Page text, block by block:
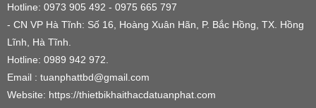
Hotline: 0973 905 492 - 0975 665 797
- CN VP Hà Tĩnh: Số 16, Hoàng Xuân Hãn, P. Bắc Hồng, TX. Hồng
Lĩnh, Hà Tĩnh.
Hotline: 0989 942 972.
Email : tuanphattbd@gmail.com
Website: https://thietbikhaithacdatuanphat.com